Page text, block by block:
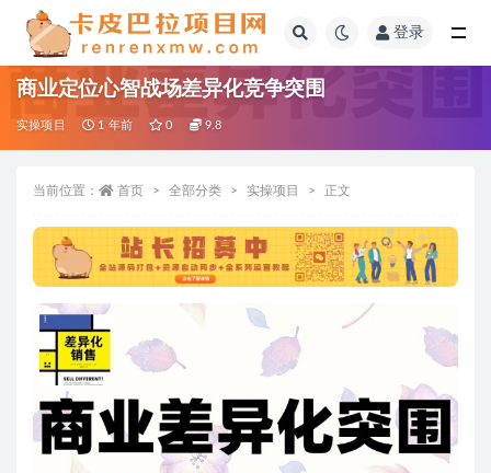
登录
商业定位心智战场差异化竞争突围
实操项目 1 年前 0 9.8
当前位置： 首页 全部分类 实操项目 正文
全部